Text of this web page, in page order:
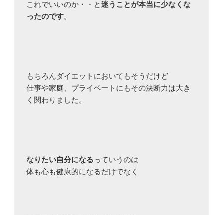
これでいいのか・・と迷うことが本当に少なくな
ったのです。
もちろんダイエットにおいてもそうだけど
仕事や家庭、プライベートにもその決断力は大き
く関わりました。
なりたい自分になるっていうのは
体も心も健康的になるだけでなく